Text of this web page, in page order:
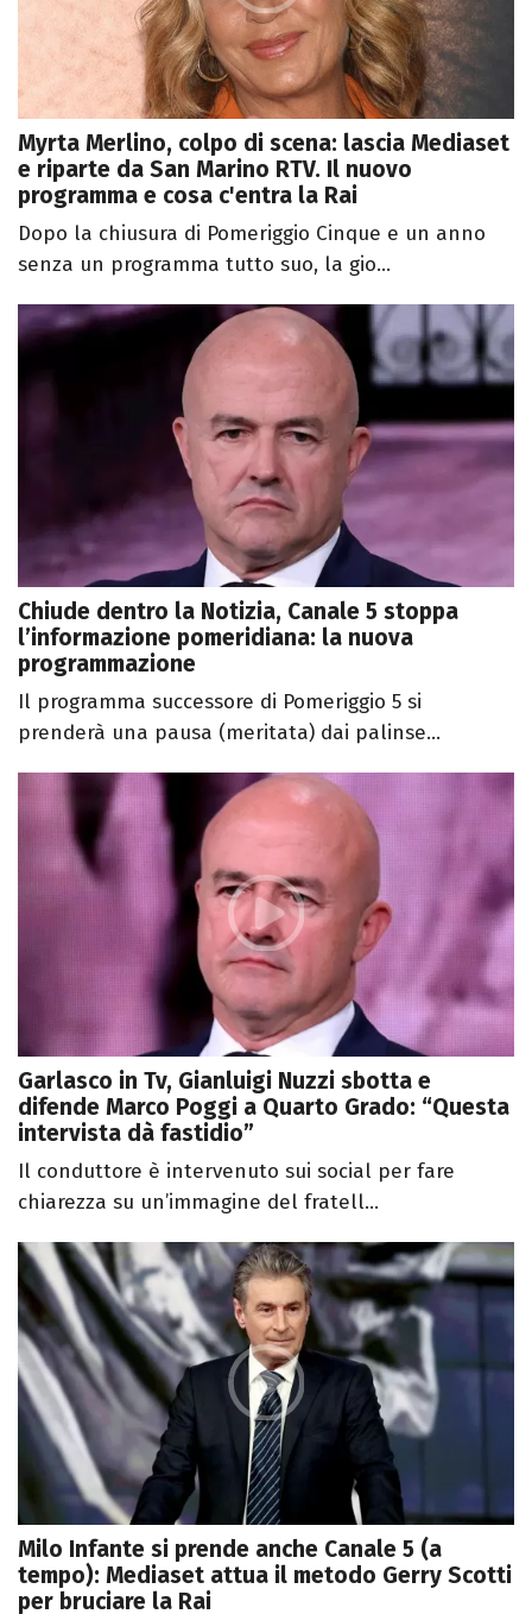
Myrta Merlino, colpo di scena: lascia Mediaset
e riparte da San Marino RTV. Il nuovo
programma e cosa c'entra la Rai
Dopo la chiusura di Pomeriggio Cinque e un anno
senza un programma tutto suo, la gio...
Chiude dentro la Notizia, Canale 5 stoppa
l’informazione pomeridiana: la nuova
programmazione
Il programma successore di Pomeriggio 5 si
prenderà una pausa (meritata) dai palinse...
Garlasco in Tv, Gianluigi Nuzzi sbotta e
difende Marco Poggi a Quarto Grado: “Questa
intervista dà fastidio”
Il conduttore è intervenuto sui social per fare
chiarezza su un’immagine del fratell...
Milo Infante si prende anche Canale 5 (a
tempo): Mediaset attua il metodo Gerry Scotti
per bruciare la Rai